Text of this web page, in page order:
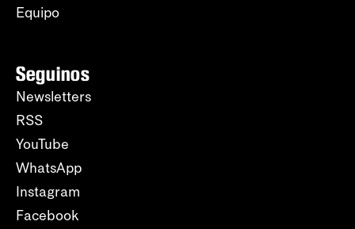
Equipo
Seguinos
Newsletters
RSS
YouTube
WhatsApp
Instagram
Facebook